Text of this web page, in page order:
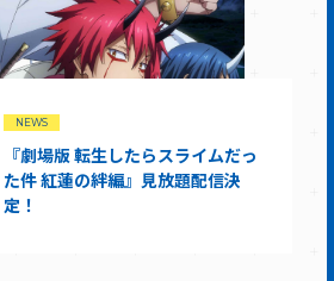
NEWS
『劇場版 転生したらスライムだっ
た件 紅蓮の絆編』見放題配信決
定！